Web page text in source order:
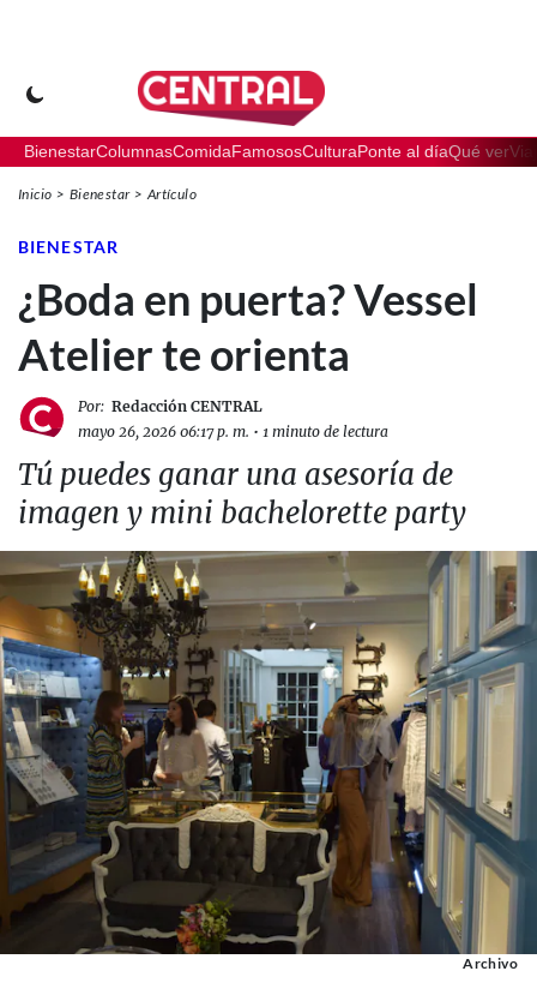
BienestarColumnasComidaFamososCulturaPonte al díaQué ver
Inicio Bienestar Artículo
BIENESTAR
¿Boda en puerta? Vessel
Atelier te orienta
Por: Redacción CENTRAL
mayo 26, 2026 06:17 p. m. • 1 minuto de lectura
Tú puedes ganar una asesoría de
imagen y mini bachelorette party
Archivo